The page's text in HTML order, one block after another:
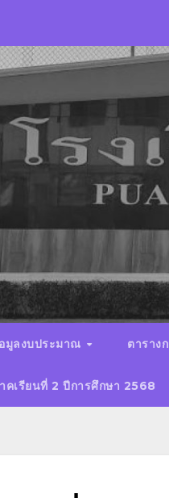
มูลงบประมาณ ตาราง
คเรียนที่ 2 ปีการศึกษา 2568